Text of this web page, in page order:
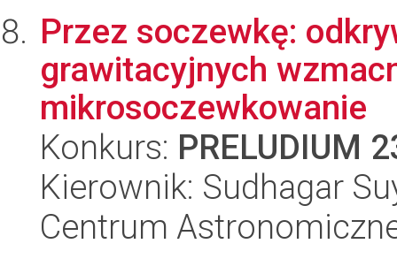
Przez soczewkę:
grawitacyjnych
mikrosoczewkowanie
Konkurs: PRELUDIUM
Kierownik: Sudhagar
Centrum